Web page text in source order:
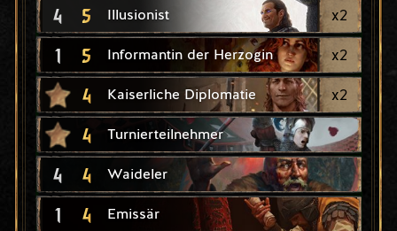
4 5 Illusionist x2
1 5 Informantin der Herzogin x2
4 Kaiserliche Diplomatie x2
4 Turnierteilnehmer
4 4 Waideler
1 4 Emissär